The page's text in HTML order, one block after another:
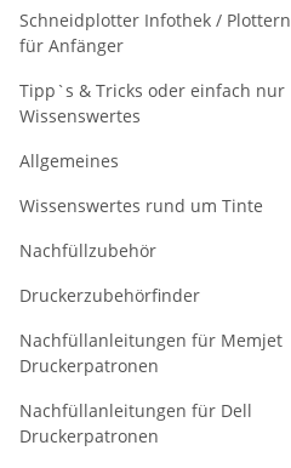
Schneidplotter Infothek / Plottern
für Anfänger
Tipp`s & Tricks oder einfach nur
Wissenswertes
Allgemeines
Wissenswertes rund um Tinte
Nachfüllzubehör
Druckerzubehörfinder
Nachfüllanleitungen für Memjet
Druckerpatronen
Nachfüllanleitungen für Dell
Druckerpatronen